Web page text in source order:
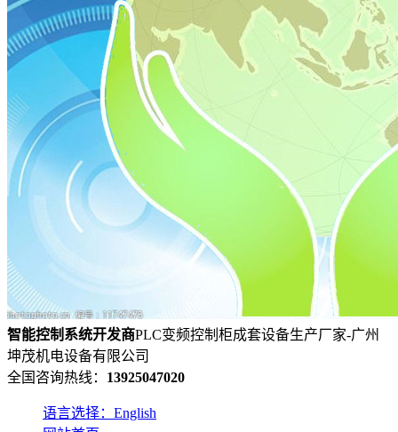
智能控制系统开发商PLC变频控制柜成套设备生产厂家-广州
坤茂机电设备有限公司
全国咨询热线： 13925047020
语言选择：English